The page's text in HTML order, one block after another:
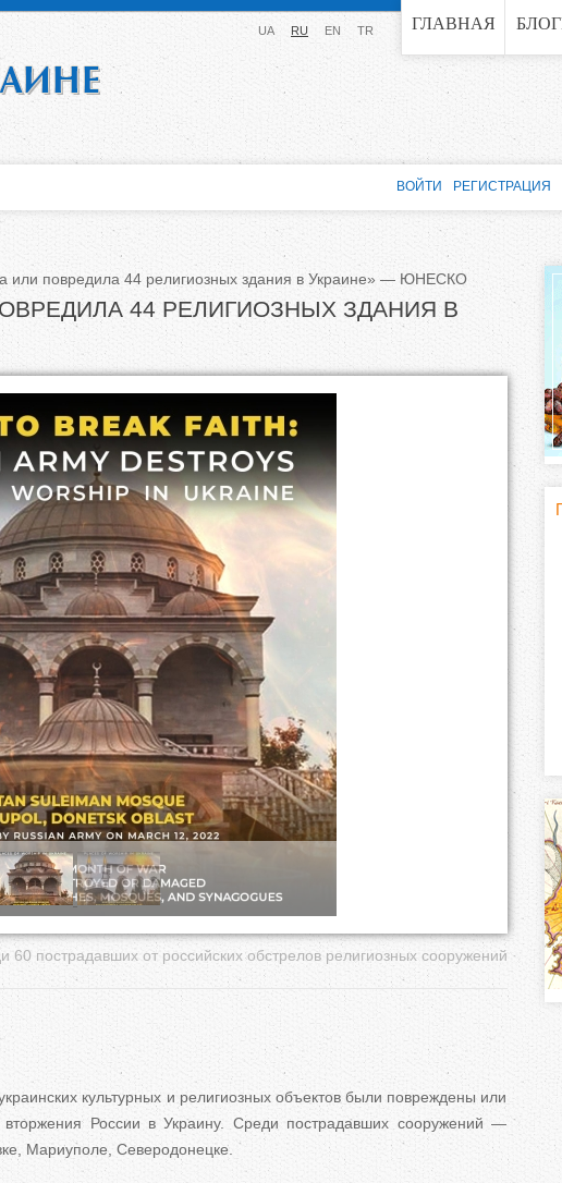
Jump to navigation ГЛАВНАЯ
UA RU EN TR
или повредила 44 религиозных здания в Украине» — ЮНЕСКО
44 РЕЛИГИОЗНЫХ ЗДАНИЯ В
пострадавших от российских обстрелов религиозных сооружений
культурных и религиозных объектов были повреждены или
России в Украину. Среди пострадавших сооружений —
Мариуполе, Северодонецке.
ВОЙТИ РЕГИСТРАЦИЯ
н
т
а
л
ь
е
к
к
)